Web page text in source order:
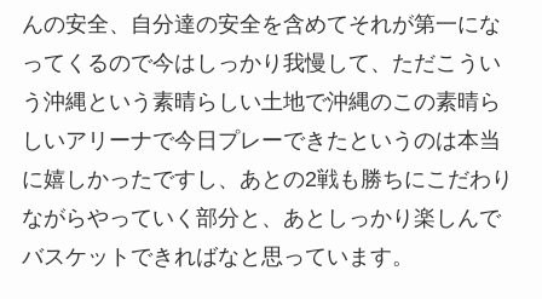
んの安全、自分達の安全を含めてそれが第一にな
ってくるので今はしっかり我慢して、ただこうい
う沖縄という素晴らしい土地で沖縄のこの素晴ら
しいアリーナで今日プレーできたというのは本当
に嬉しかったですし、あとの2戦も勝ちにこだわり
ながらやっていく部分と、あとしっかり楽しんで
バスケットできればなと思っています。